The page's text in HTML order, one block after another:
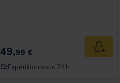
49,99 €
Expédition sous 24 h